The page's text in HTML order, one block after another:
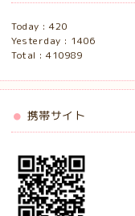
Today : 420
Yesterday : 1406
Total : 410989
携帯サイト